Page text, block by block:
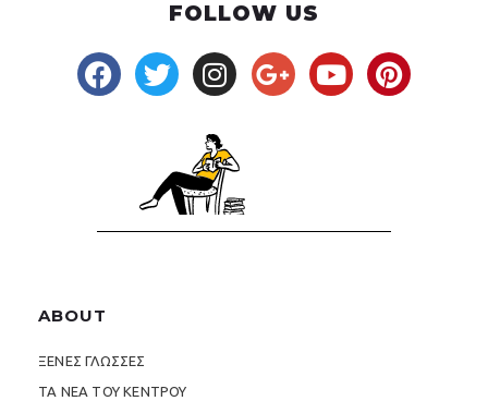
FOLLOW US
ABOUT
ΞΕΝΕΣ ΓΛΩΣΣΕΣ
ΤΑ ΝΕΑ ΤΟΥ ΚΕΝΤΡΟΥ